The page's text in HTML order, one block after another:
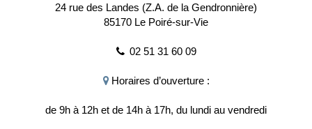
24 rue des Landes (Z.A. de la Gendronnière)
85170 Le Poiré-sur-Vie
02 51 31 60 09
Horaires d’ouverture :
de 9h à 12h et de 14h à 17h, du lundi au vendredi